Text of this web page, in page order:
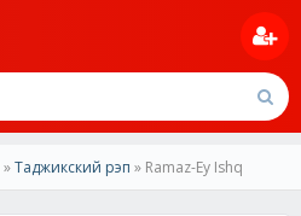
»Таджикский рэп » Ramaz-Ey Ishq